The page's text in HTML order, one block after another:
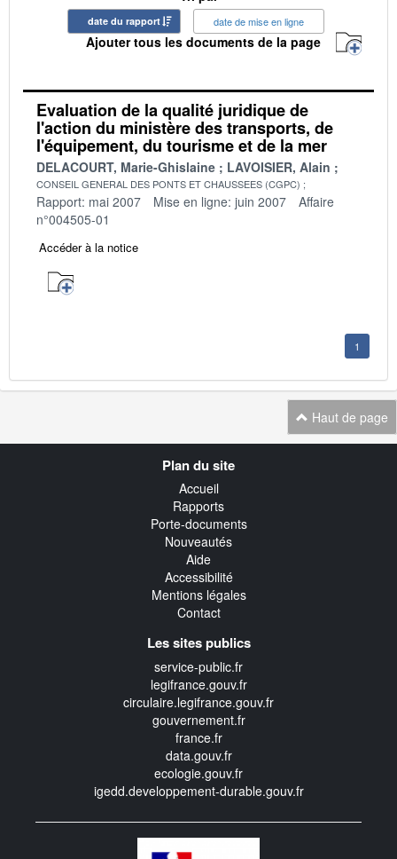
date du rapport date de mise en ligne
Ajouter tous les documents de la page
Evaluation de la qualité juridique de
l'action du ministère des transports, de
l'équipement, du tourisme et de la mer
DELACOURT, Marie-Ghislaine LAVOISIER, Alain
CONSEIL GENERAL DES PONTS ET CHAUSSEES (CGPC)
Rapport: mai 2007 Mise en ligne: juin 2007
Affaire
n°004505-01
Accéder à la notice
1
Haut de page
Plan du site
Accueil
Rapports
Porte-documents
Nouveautés
Aide
Accessibilité
Mentions légales
Contact
Les sites publics
service-public.fr
legifrance.gouv.fr
circulaire.legifrance.gouv.fr
gouvernement.fr
france.fr
data.gouv.fr
ecologie.gouv.fr
igedd.developpement-durable.gouv.fr